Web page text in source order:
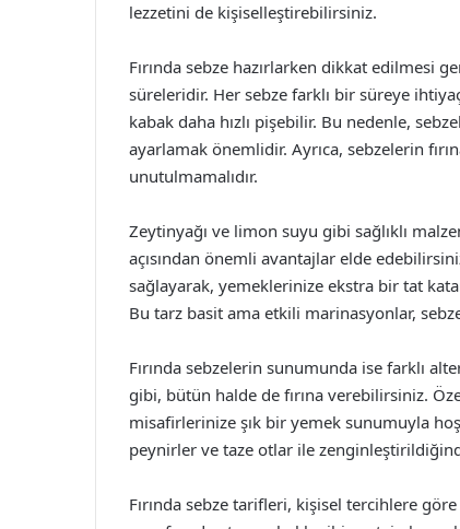
lezzetini de kişiselleştirebilirsiniz.
Fırında sebze hazırlarken dikkat edilmesi
süreleridir. Her sebze farklı bir süreye
kabak daha hızlı pişebilir. Bu nedenle,
ayarlamak önemlidir. Ayrıca, sebzelerin
unutulmamalıdır.
Zeytinyağı ve limon suyu gibi sağlıklı
açısından önemli avantajlar elde
sağlayarak, yemeklerinize ekstra bir tat
Bu tarz basit ama etkili marinasyonlar,
Fırında sebzelerin sunumunda ise farklı
gibi, bütün halde de fırına verebilirsiniz.
misafirlerinize şık bir yemek sunumuyla
peynirler ve taze otlar ile
Fırında sebze tarifleri, kişisel tercihlere